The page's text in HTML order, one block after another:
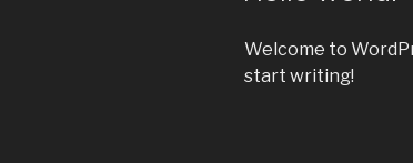
Welcome to
start writing!